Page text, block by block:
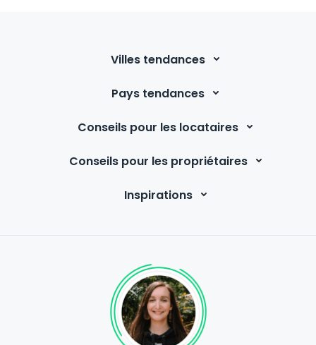
Villes tendances
Pays tendances
Conseils pour les locataires
Conseils pour les propriétaires
Inspirations